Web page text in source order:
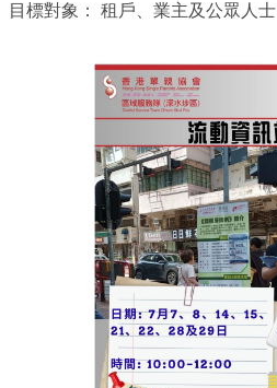
目標對象： 租戶、業主及公眾人士